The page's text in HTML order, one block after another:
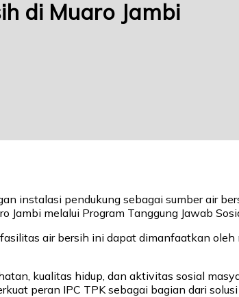
di Muaro Jambi
instalasi pendukung sebagai sumber air
melalui Program Tanggung Jawab
air bersih ini dapat dimanfaatkan
kualitas hidup, dan aktivitas sosial
peran IPC TPK sebagai bagian dari solusi